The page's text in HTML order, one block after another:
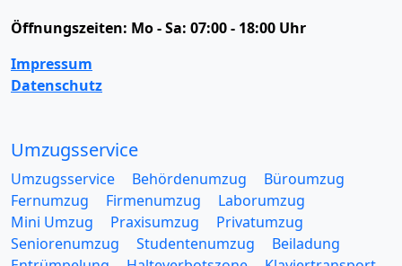
Öffnungszeiten: Mo - Sa: 07:00 - 18:00 Uhr
Impressum
Datenschutz
Umzugsservice
Umzugsservice Behördenumzug
Büroumzug
Fernumzug
Firmenumzug
Laborumzug
Mini Umzug
Praxisumzug
Privatumzug
Seniorenumzug
Studentenumzug
Beiladung